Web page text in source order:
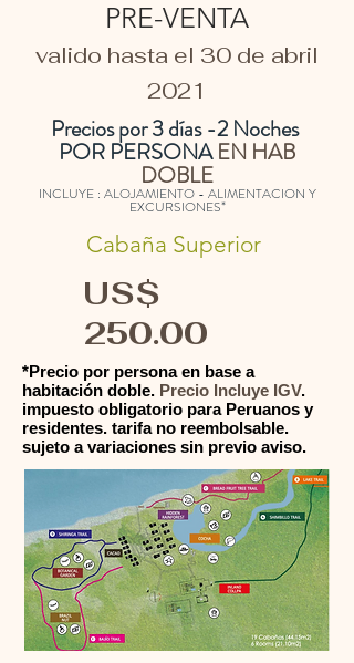
PRE-VENTA
valido hasta el 30 de abril
2021
Precios por 3 días -2 Noches
POR PERSONAEN HAB
DOBLE
INCLUYE : ALOJAMIENTO - ALIMENTACION Y
EXCURSIONES*
Cabaña Superior
US$
250.00
*Precio por persona en base a
habitación doble. Precio Incluye IGV.
impuesto obligatorio para Peruanos y
residentes. tarifa no reembolsable.
sujeto a variaciones sin previo aviso.